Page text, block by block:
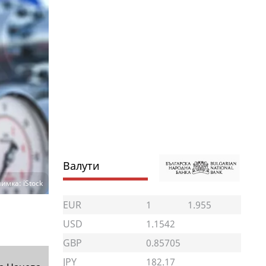
iStock
Валути
EUR 1
1.955
USD
1.1542
GBP
0.85705
JPY
182.17